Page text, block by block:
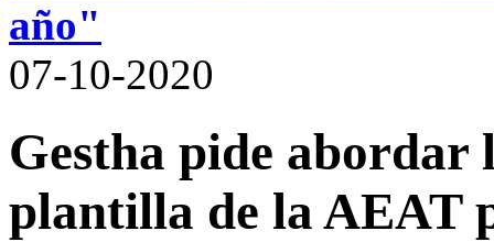
año"
07-10-2020
Gestha pide abordar
plantilla de la AEAT